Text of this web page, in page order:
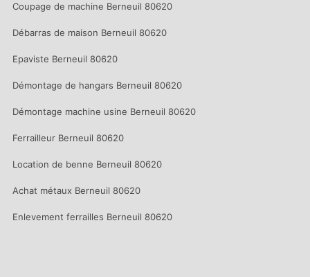
Coupage de machine Berneuil 80620
Débarras de maison Berneuil 80620
Epaviste Berneuil 80620
Démontage de hangars Berneuil 80620
Démontage machine usine Berneuil 80620
Ferrailleur Berneuil 80620
Location de benne Berneuil 80620
Achat métaux Berneuil 80620
Enlevement ferrailles Berneuil 80620